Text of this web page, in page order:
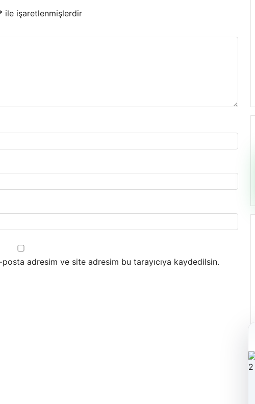
ile işaretlenmişlerdir
adresim ve site adresim bu tarayıcıya kaydedilsin.